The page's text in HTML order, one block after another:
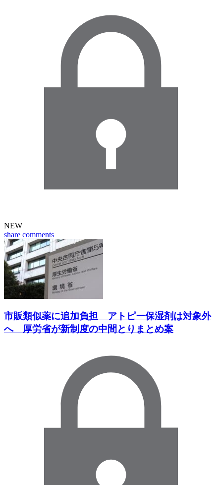
NEW
share comments
市販類似薬に追加負担 アトピー保湿剤は対象外
へ 厚労省が新制度の中間とりまとめ案